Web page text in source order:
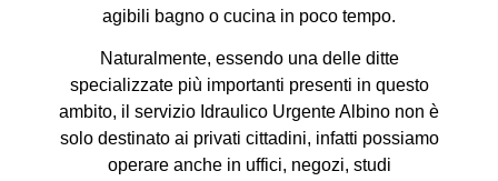
agibili bagno o cucina in poco tempo.
Naturalmente, essendo una delle ditte
specializzate più importanti presenti in questo
ambito, il servizio Idraulico Urgente Albino non è
solo destinato ai privati cittadini, infatti possiamo
operare anche in uffici, negozi, studi